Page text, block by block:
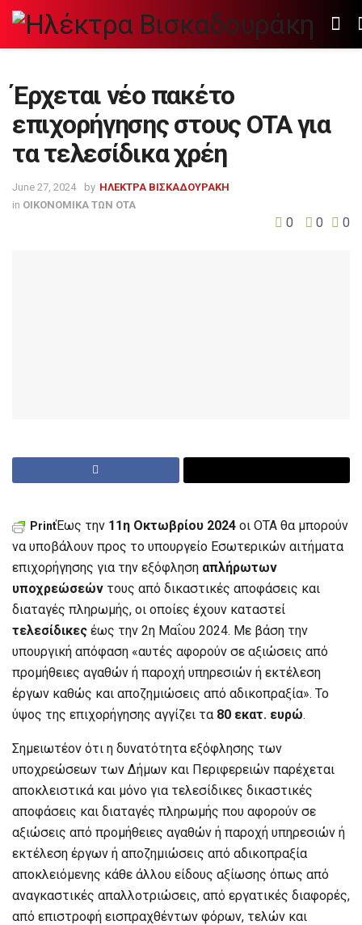
Έρχεται νέο πακέτο
επιχορήγησης στους ΟΤΑ για
τα τελεσίδικα χρέη
June 27, 2024 by ΗΛΕΚΤΡΑ ΒΙΣΚΑΔΟΥΡΑΚΗ
in ΟΙΚΟΝΟΜΙΚΑ ΤΩΝ ΟΤΑ
0 0 0
PrintΈως την 11η Οκτωβρίου 2024 οι ΟΤΑ θα μπορούν
να υποβάλουν προς το υπουργείο Εσωτερικών αιτήματα
επιχορήγησης για την εξόφληση απλήρωτων
υποχρεώσεών τους από δικαστικές αποφάσεις και
διαταγές πληρωμής, οι οποίες έχουν καταστεί
τελεσίδικες έως την 2η Μαΐου 2024. Με βάση την
υπουργική απόφαση «αυτές αφορούν σε αξιώσεις από
προμήθειες αγαθών ή παροχή υπηρεσιών ή εκτέλεση
έργων καθώς και αποζημιώσεις από αδικοπραξία». Το
ύψος της επιχορήγησης αγγίζει τα 80 εκατ. ευρώ.
Σημειωτέον ότι η δυνατότητα εξόφλησης των
υποχρεώσεων των Δήμων και Περιφερειών παρέχεται
αποκλειστικά και μόνο για τελεσίδικες δικαστικές
αποφάσεις και διαταγές πληρωμής που αφορούν σε
αξιώσεις από προμήθειες αγαθών ή παροχή υπηρεσιών ή
εκτέλεση έργων ή αποζημιώσεις από αδικοπραξία
αποκλειόμενης κάθε άλλου είδους αξίωσης όπως από
αναγκαστικές απαλλοτριώσεις, από εργατικές διαφορές,
από επιστροφή εισπραχθέντων φόρων, τελών και